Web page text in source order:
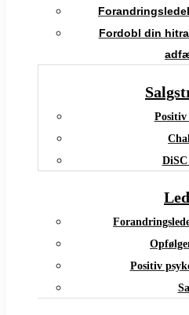
Fordobl din
Positiv
Positiv